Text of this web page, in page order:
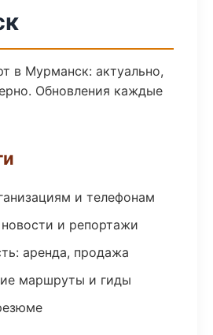
в Мурманск: актуально,
Обновления каждые
и телефонам
и репортажи
аренда, продажа
маршруты и гиды